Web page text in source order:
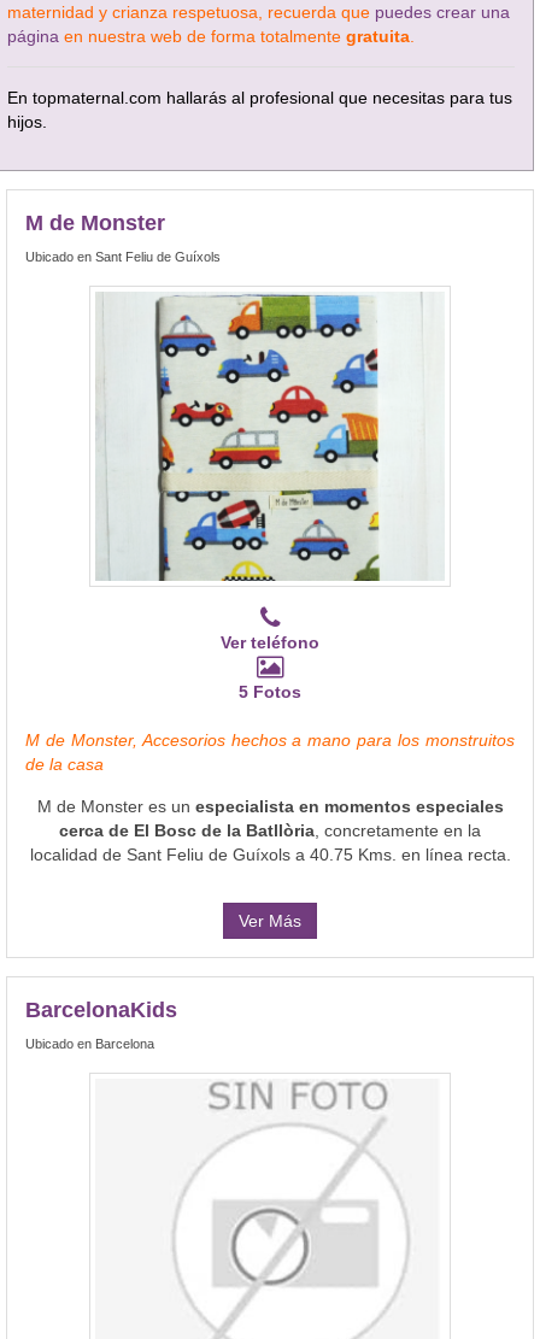
maternidad y crianza respetuosa, recuerda que puedes crear una
página en nuestra web de forma totalmente gratuita
En topmaternal.com hallarás al profesional que necesitas para tus
hijos.
M de Monster
Ubicado en Sant Feliu de Guíxols
Ver teléfono
5 Fotos
M de Monster, Accesorios hechos a mano para los monstruitos
de la casa
M de Monster es un especialista en momentos especiales
cerca de El Bosc de la Batllòria , concretamente en la
localidad de Sant Feliu de Guíxols a 40.75 Kms. en línea recta.
Ver Más
BarcelonaKids
Ubicado en Barcelona